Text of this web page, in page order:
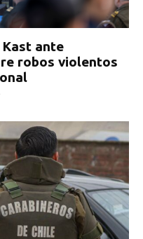
ante
robos violentos